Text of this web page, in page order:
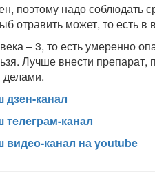
поэтому надо соблюдать
отравить может, то есть
– 3, то есть умеренно
Лучше внести препарат,
делами.
канал
канал
канал на youtube